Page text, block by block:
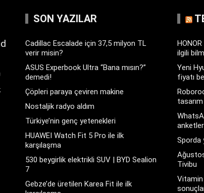
SON YAZILAR
Cadillac Escalade için 37,5 milyon TL
verir misin?
ASUS Experbook Ultra “Bana mısın?”
demedi!
Çöpleri paraya çeviren makine
Nostaljik radyo aldım
Türkiye’nin genç yetenekleri
HUAWEI Watch Fit 5 Pro ile ilk
karşılaşma
530 beygirlik elektrikli SUV | BYD Sealion
7
Gebze’de üretilen Karea Fit ile ilk
ilgili
Yeni
fiyatı
Sporda
Tivibu
Vitamin